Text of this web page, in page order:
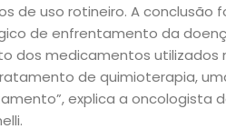
de uso rotineiro. A
de enfrentamento da
dos medicamentos
de quimioterapia,
explica a oncologista